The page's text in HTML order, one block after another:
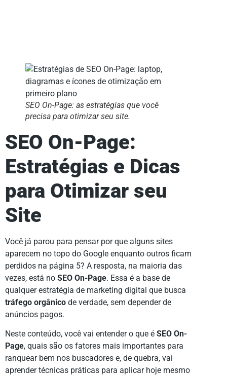
SEO On-Page: as estratégias que você
precisa para otimizar seu site.
SEO On-Page:
Estratégias e Dicas
para Otimizar seu
Site
Você já parou para pensar por que alguns sites
aparecem no topo do Google enquanto outros ficam
perdidos na página 5? A resposta, na maioria das
vezes, está no SEO On-Page. Essa é a base de
qualquer estratégia de marketing digital que busca
tráfego orgânico de verdade, sem depender de
anúncios pagos.
Neste conteúdo, você vai entender o que é SEO On-
Page, quais são os fatores mais importantes para
ranquear bem nos buscadores e, de quebra, vai
aprender técnicas práticas para aplicar hoje mesmo